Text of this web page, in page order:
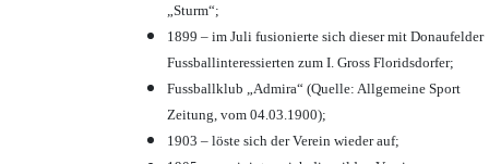
„Sturm“;
1899 – im Juli fusionierte sich dieser mit Donaufelder
Fussballinteressierten zum I. Gross Floridsdorfer;
Fussballklub „Admira“ (Quelle: Allgemeine Sport
Zeitung, vom 04.03.1900);
1903 – löste sich der Verein wieder auf;